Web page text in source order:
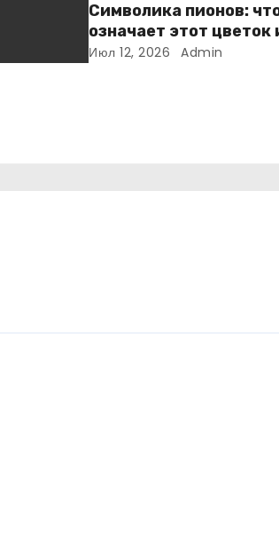
Символика пионов:
означает этот цветок
выбрать его для
Июл 12, 2026 Admin